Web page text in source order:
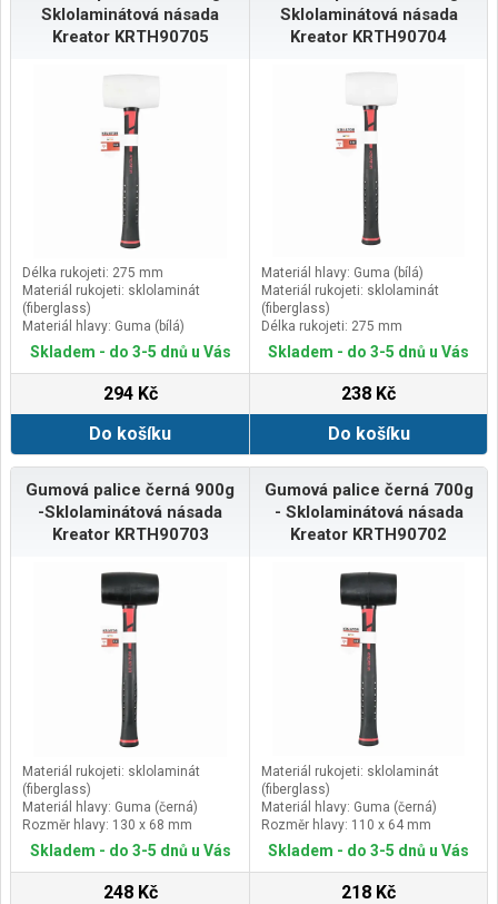
Sklolaminátová násada
Kreator KRTH90705
Délka rukojeti: 275 mm
Materiál rukojeti: sklolaminát
(fiberglass)
Materiál hlavy: Guma (bílá)
Hmotnost: 700 g
Skladem - do 3-5 dnů u Vás
294 Kč
Do košíku
Sklolaminátová násada
Kreator KRTH90704
Materiál hlavy: Guma (bílá)
Materiál rukojeti: sklolaminát
(fiberglass)
Délka rukojeti: 275 mm
Rozměr hlavy: 95 x 60 mm
Skladem - do 3-5 dnů u Vás
238 Kč
Do košíku
Gumová palice černá 900g
-Sklolaminátová násada
Kreator KRTH90703
Materiál rukojeti: sklolaminát
(fiberglass)
Materiál hlavy: Guma (černá)
Rozměr hlavy: 130 x 68 mm
Délka rukojeti: 290 mm
Skladem - do 3-5 dnů u Vás
248 Kč
Gumová palice černá 700g
- Sklolaminátová násada
Kreator KRTH90702
Materiál rukojeti: sklolaminát
(fiberglass)
Materiál hlavy: Guma (černá)
Rozměr hlavy: 110 x 64 mm
Délka rukojeti: 275 mm
Skladem - do 3-5 dnů u Vás
218 Kč